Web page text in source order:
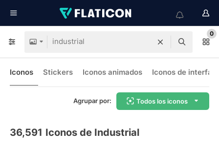
0
Iconos Stickers Iconos animados Iconos de interfaz
Agrupar por: Todos los iconos
36,591 Iconos de Industrial